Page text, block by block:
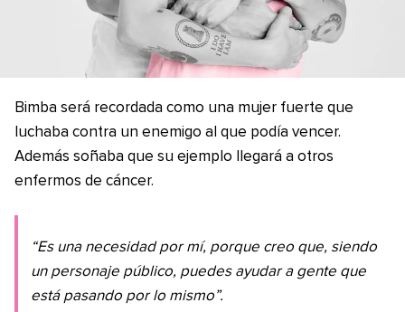
Bimba será recordada como una mujer fuerte que
luchaba contra un enemigo al que podía vencer.
Además soñaba que su ejemplo llegará a otros
enfermos de cáncer.
“Es una necesidad por mí, porque creo que, siendo
un personaje público, puedes ayudar a gente que
está pasando por lo mismo”.